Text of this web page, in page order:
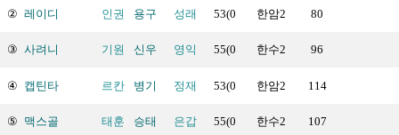
② 레이디 인권 용구 성래 53(0 한암2 80
③ 사려니 기원 신우 영익 55(0 한수2 96
④ 캡틴타 르칸 병기 정재 53(0 한암2 114
⑤ 맥스골 태훈 승태 은갑 55(0 한수2 107